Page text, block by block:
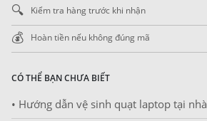
🔍 Kiểm tra hàng trước khi nhận
💰 Hoàn tiền nếu không đúng mã
CÓ THỂ BẠN CHƯA BIẾT
• Hướng dẫn vệ sinh quạt laptop tại nhà